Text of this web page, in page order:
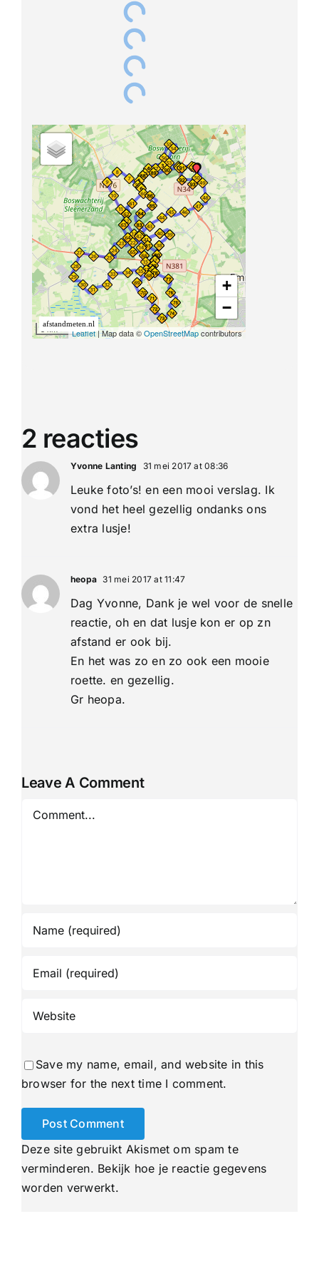
2 reacties
Yvonne Lanting 31 mei 2017 at 08:36
Leuke foto’s! en een mooi verslag. Ik
vond het heel gezellig ondanks ons
extra lusje!
heopa 31 mei 2017 at 11:47
Dag Yvonne, Dank je wel voor de snelle
reactie, oh en dat lusje kon er op zn
afstand er ook bij.
En het was zo en zo ook een mooie
roette. en gezellig.
Gr heopa.
Leave A Comment
Comment
Save my name, email, and website in this
browser for the next time I comment.
Deze site gebruikt Akismet om spam te
verminderen. Bekijk hoe je reactie gegevens
worden verwerkt.